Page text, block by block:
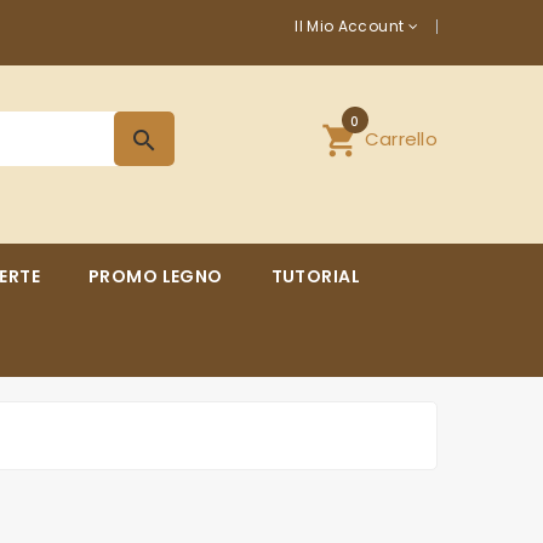
Il Mio Account
shopping_cartCarrello
0
search
PROMO LEGNO TUTORIAL